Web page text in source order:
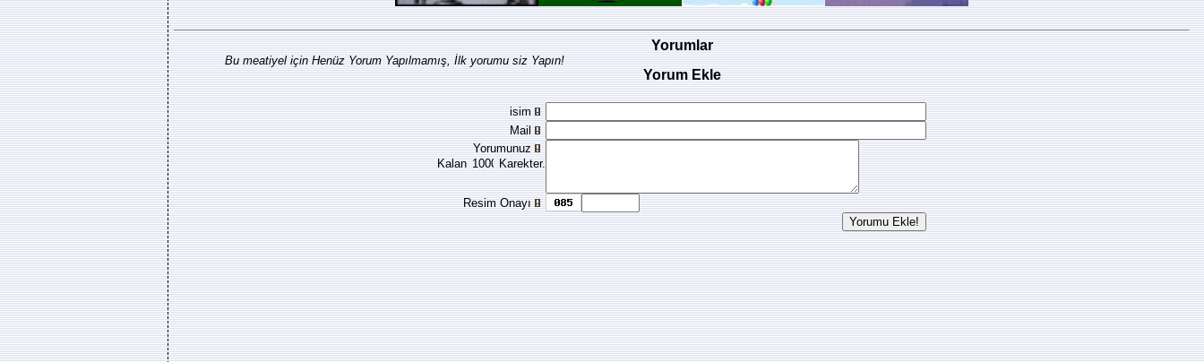
Yorumlar
Bu meatiyel için Henüz Yorum Yapılmamış, İlk yorumu siz Yapın!
Yorum Ekle
isim
Mail
Yorumunuz
Kalan
Karekter.
Resim Onayı